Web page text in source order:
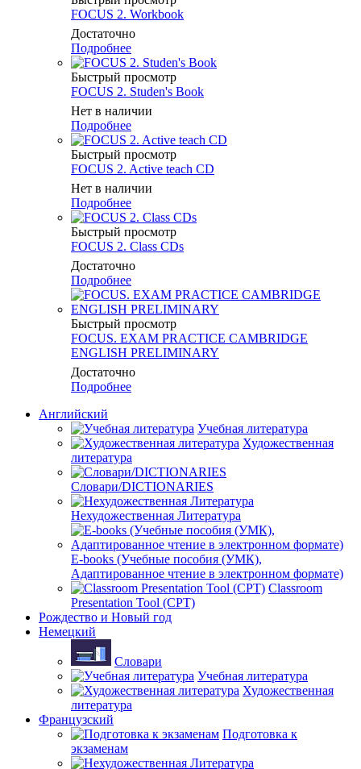
FOCUS 2. Workbook
Достаточно
Подробнее
Быстрый просмотр
FOCUS 2. Studen's Book
Нет в наличии
Подробнее
Быстрый просмотр
FOCUS 2. Active teach CD
Нет в наличии
Подробнее
Быстрый просмотр
FOCUS 2. Class CDs
Достаточно
Подробнее
Быстрый просмотр
FOCUS. EXAM PRACTICE CAMBRIDGE
ENGLISH PRELIMINARY
Достаточно
Подробнее
Английский
Учебная литература
Художественная
литература
Словари/DICTIONARIES
Нехудожественная Литература
E-books (Учебные пособия (УМК),
Адаптированное чтение в электронном формате)
Classroom
Presentation Tool (CPT)
Рождество и Новый год
Немецкий
Словари
Учебная литература
Художественная
литература
Французский
Подготовка к
экзаменам